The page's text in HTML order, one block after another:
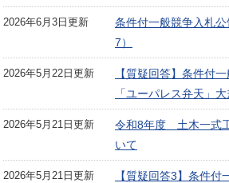
2026年6月3日更新
条件付一般競争入札
7）
2026年5月22日更新
【質疑回答】条件付
「ユーパレス弁天」
2026年5月21日更新
令和8年度 土木一式
いて
2026年5月21日更新 【質疑回答3】条件